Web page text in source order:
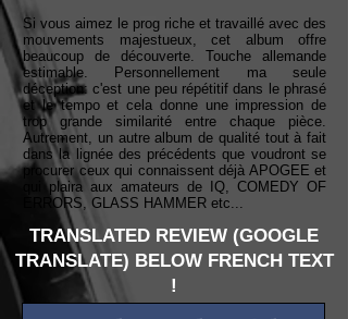
Si vous aimez le prog riche et travaillé avec des
mouvements majestueux, cet album offre
beaucoup de découverte. Touche allemande
estimable. Personnellement ma seule
déception: c'est une peu répétitif dans le phrasé
et le tempo et cela donne une impression de
trop grande similarité entre chaque pièce.
Autrement, un autre album de qualité tout à fait
dans la lignée des précédents que voudront se
procurer ceux qui connaissent déjà APOGEE et
qui plaira aux amateurs de IQ, COMEDY OF
ERRORS, GLASS HAMMER etc...
TRANSLATED REVIEW (GOOGLE
TRANSLATE) BELOW FRENCH TEXT
!